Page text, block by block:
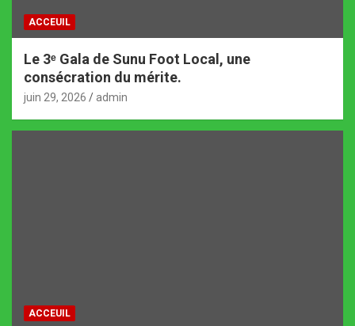
ACCEUIL
Le 3ᵉ Gala de Sunu Foot Local, une
consécration du mérite.
juin 29, 2026 admin
ACCEUIL